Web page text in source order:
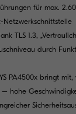
für max.
Netzwerkschnittstelle
TLS 1.3,
durch
PA4500x bringt
hohe